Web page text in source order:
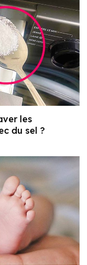
les
du sel ?